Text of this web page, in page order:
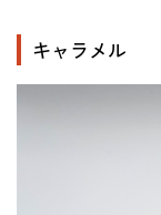
キャラメル